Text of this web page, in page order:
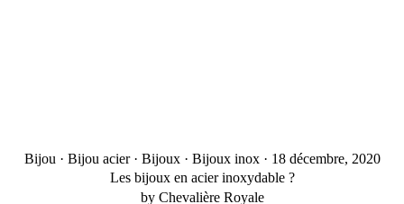
Bijou · Bijou acier· Bijoux· Bijoux inox· 18 décembre, 2020
Les bijoux en acier inoxydable ?
by Chevalière Royale